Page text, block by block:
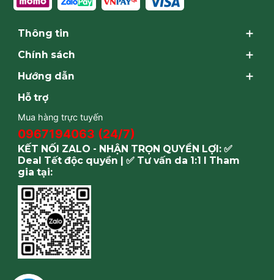
Thông tin
Chính sách
Hướng dẫn
Hỗ trợ
Mua hàng trực tuyến
0967194063 (24/7)
KẾT NỐI ZALO - NHẬN TRỌN QUYỀN LỢI: ✅
Deal Tết độc quyền | ✅ Tư vấn da 1:1 I Tham
gia tại: